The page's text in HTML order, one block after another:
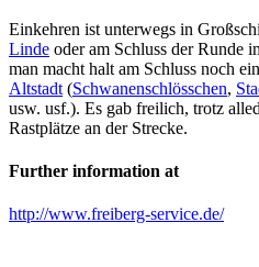
Einkehren ist unterwegs in
Linde oder am Schluss der Runde
man macht halt am Schluss noch
Altstadt (Schwanenschlösschen,
usw. usf.). Es gab freilich, trotz
Rastplätze an der Strecke.
Further information at
http://www.freiberg-service.de/